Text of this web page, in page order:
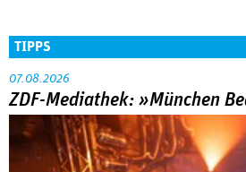
TIPPS
07.08.2026
ZDF-Mediathek: »München